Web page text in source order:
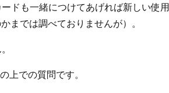
ドも一緒につけてあげれば新しい使
では調べておりませんが）。
での質問です。